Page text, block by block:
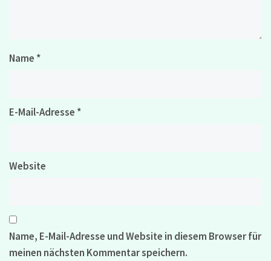
Name *
E-Mail-Adresse *
Website
Name, E-Mail-Adresse und Website in diesem Browser für
meinen nächsten Kommentar speichern.